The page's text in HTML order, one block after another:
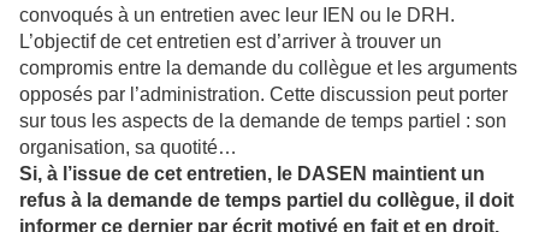
convoqués à un entretien avec leur IEN ou le DRH.
L’objectif de cet entretien est d’arriver à trouver un
compromis entre la demande du collègue et les arguments
opposés par l’administration. Cette discussion peut porter
sur tous les aspects de la demande de temps partiel : son
organisation, sa quotité…
Si, à l’issue de cet entretien, le DASEN maintient un
refus à la demande de temps partiel du collègue, il doit
informer ce dernier par écrit motivé en fait et en droit.